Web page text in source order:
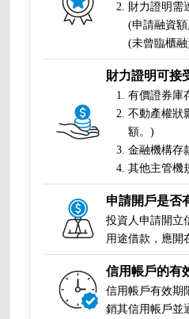
財力證明需
(申請融資
(未曾臨櫃
財力證明可接
有價證券庫
不動產權狀
額。)
金融機構存
其他主管機
申請開戶是否
投資人申請開立
用途借款，應開
信用帳戶的有
信用帳戶有效期
銷其信用帳戶並